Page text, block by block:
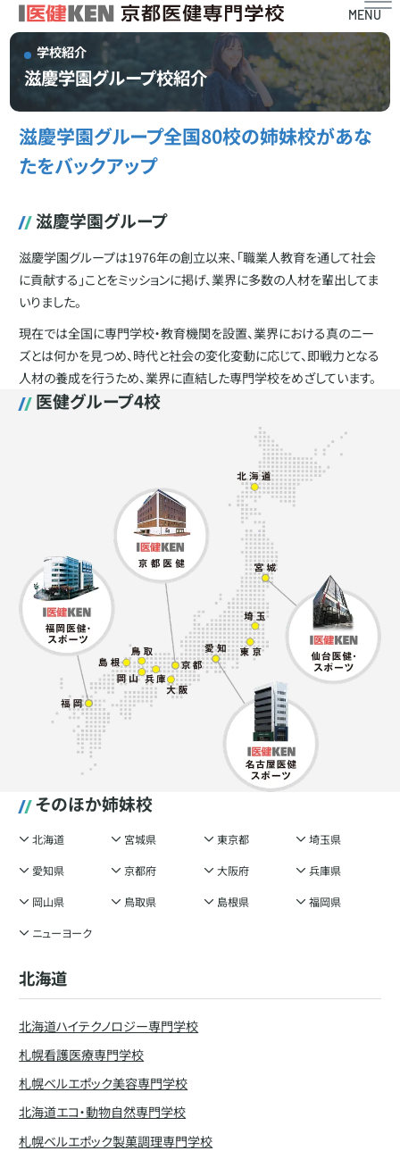
MENU
学校紹介
滋慶学園グループ校紹介
滋慶学園グループ全国80校の姉妹校があな
たをバックアップ
滋慶学園グループ
滋慶学園グループは1976年の創立以来、「職業人教育を通して社会
に貢献する」ことをミッションに掲げ、業界に多数の人材を輩出してま
いりました。
現在では全国に専門学校・教育機関を設置、業界における真のニー
ズとは何かを見つめ、時代と社会の変化変動に応じて、即戦力となる
人材の養成を行うため、業界に直結した専門学校をめざしています。
医健グループ4校
そのほか姉妹校
北海道 宮城県 東京都 埼玉県
愛知県 京都府 大阪府 兵庫県
岡山県 鳥取県 島根県 福岡県
ニューヨーク
北海道
北海道ハイテクノロジー専門学校
札幌看護医療専門学校
札幌ベルエポック美容専門学校
北海道エコ・動物自然専門学校
札幌ベルエポック製菓調理専門学校